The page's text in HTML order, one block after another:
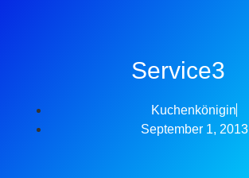
Service3
Kuchenkönigin
September 1, 2013